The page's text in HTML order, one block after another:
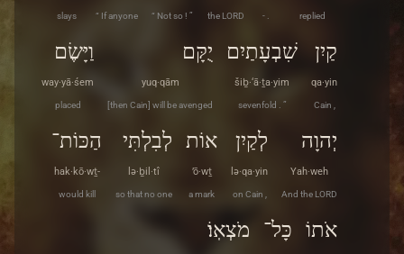
replied
- .
the LORD
“ Not so ! ”
“ If anyone
slays
קַיִן
qa·yin
Cain ,
שִׁבְעָתַיִם
šiḇ·‘ā·ṯa·yim
sevenfold . ”
יֻקָּם
yuq·qām
[then Cain] will be avenged
וַיָּשֶׂם
way·yā·śem
placed
יְהוָה
Yah·weh
And the LORD
לְקַיִן
lə·qa·yin
on Cain ,
אוֹת
’ō·wṯ
a mark
לְבִלְתִּי
lə·ḇil·tî
so that no one
הַכּוֹת־
hak·kō·wṯ-
would kill
אֹתוֹ כָּל־ מֹצְאֽוֹ׃